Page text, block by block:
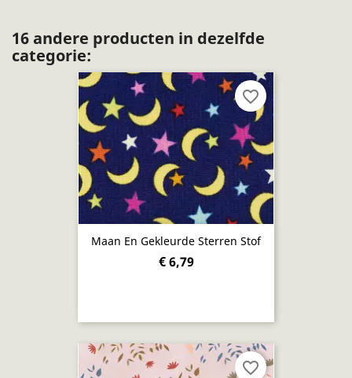
16 andere producten in dezelfde
categorie:
Maan En Gekleurde Sterren Stof
€ 6,79
favorite_border
favorite_border